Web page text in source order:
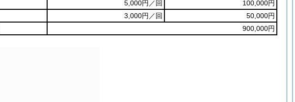
5,000円／回
100,000円
3,000円／回
50,000円
900,000円